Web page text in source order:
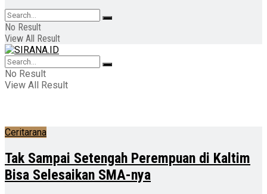
No Result
View All Result
No Result
View All Result
Ceritarana
Tak Sampai Setengah Perempuan di Kaltim
Bisa Selesaikan SMA-nya